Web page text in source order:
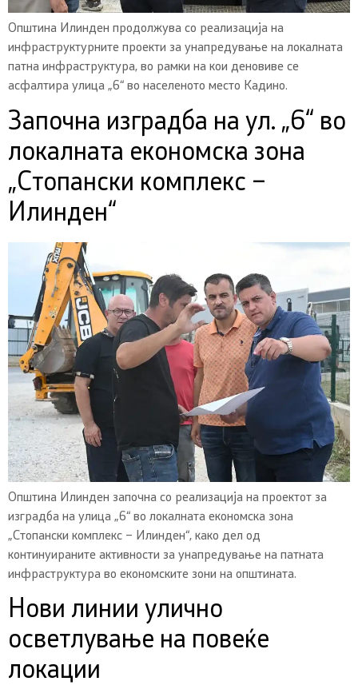
Општина Илинден продолжува со реализација на
инфраструктурните проекти за унапредување на локалната
патна инфраструктура, во рамки на кои деновиве се
асфалтира улица „6“ во населеното место Кадино.
Започна изградба на ул. „6“ во
локалната економска зона
„Стопански комплекс –
Илинден“
Општина Илинден започна со реализација на проектот за
изградба на улица „6“ во локалната економска зона
„Стопански комплекс – Илинден“, како дел од
континуираните активности за унапредување на патната
инфраструктура во економските зони на општината.
Нови линии улично
осветлување на повеќе
локации